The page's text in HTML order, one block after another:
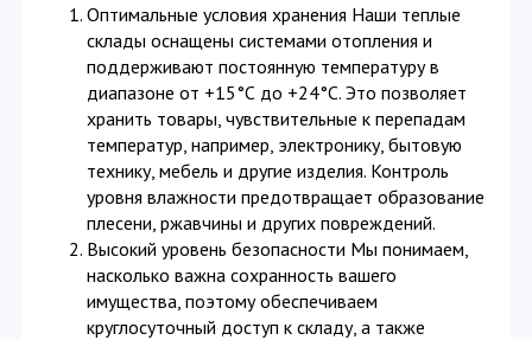
Оптимальные условия хранения Наши теплые
склады оснащены системами отопления и
поддерживают постоянную температуру в
диапазоне от +15°С до +24°С. Это позволяет
хранить товары, чувствительные к перепадам
температур, например, электронику, бытовую
технику, мебель и другие изделия. Контроль
уровня влажности предотвращает образование
плесени, ржавчины и других повреждений.
Высокий уровень безопасности Мы понимаем,
насколько важна сохранность вашего
имущества, поэтому обеспечиваем
круглосуточный доступ к складу, а также